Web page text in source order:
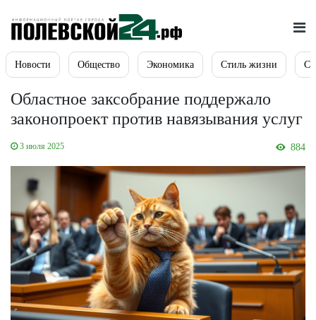
Новости Общество Экономика Стиль жизни
Областное заксобрание поддержало
законопроект против навязывания услуг
3 июля 2025 884